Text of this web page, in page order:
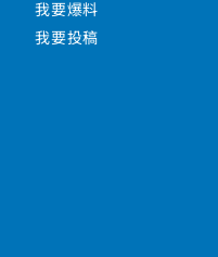
我要爆料
我要投稿